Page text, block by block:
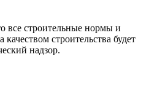
все строительные нормы и
строительства будет
надзор.